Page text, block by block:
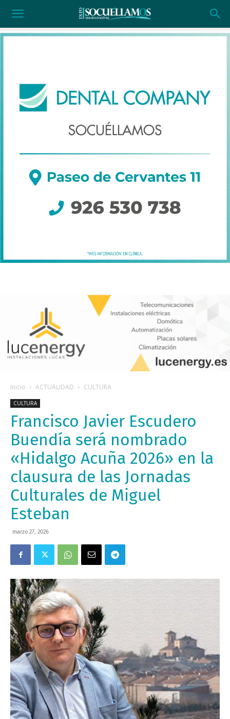
Inicio ACTUALIDAD CULTURA
CULTURA
Francisco Javier Escudero
Buendía será nombrado
«Hidalgo Acuña 2026» en la
clausura de las Jornadas
Culturales de Miguel
Esteban
marzo 27, 2026